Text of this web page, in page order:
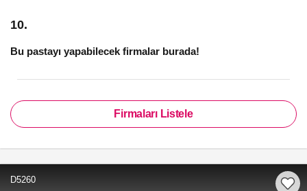
10.
Bu pastayı yapabilecek firmalar burada!
Firmaları Listele
D5260